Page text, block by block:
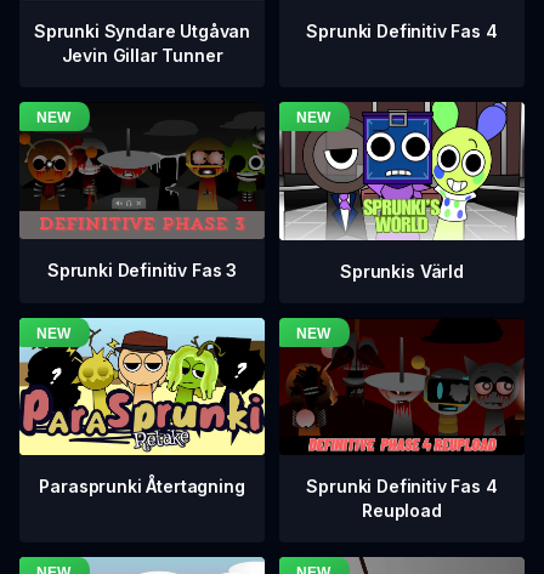
Sprunki Syndare Utgåvan
Jevin Gillar Tunner
Sprunki Definitiv Fas 4
Sprunki Definitiv Fas 3 Sprunkis Värld
Parasprunki Återtagning
Sprunki Definitiv Fas 4
Reupload